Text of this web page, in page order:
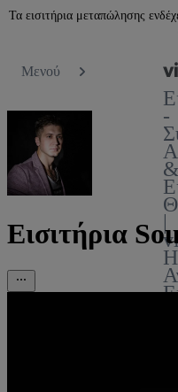
Τα εισιτήρια μεταπώλησης
Μενού
-
|
Η
Εισιτήρια